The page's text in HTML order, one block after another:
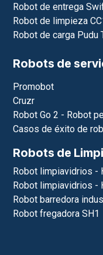
Robot de entrega
Robot de limpieza
Robot de carga Pudu
Robots de
Promobot
Cruzr
Robot Go 2 - Robot
Casos de éxito de
Robots de
Robot limpiavidrios -
Robot limpiavidrios -
Robot barredora
Robot fregadora SH1